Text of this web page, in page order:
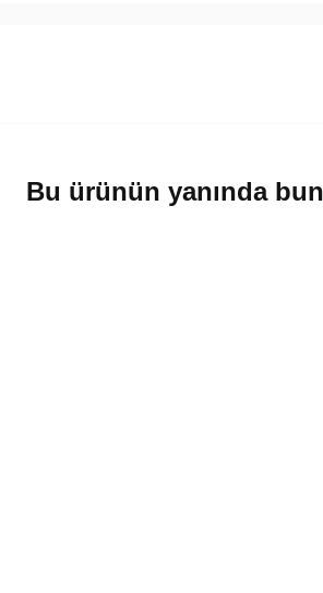
Bu ürünün yanında